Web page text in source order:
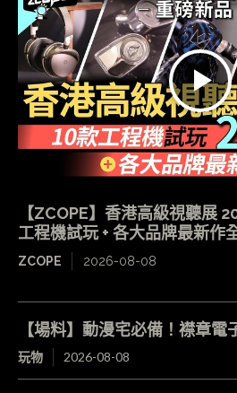
【ZCOPE】香港高級視聽展
工程機試玩 + 各大品牌最新作
ZCOPE 2026-08-08
【場料】動漫宅必備！襟章電
玩物 2026-08-08